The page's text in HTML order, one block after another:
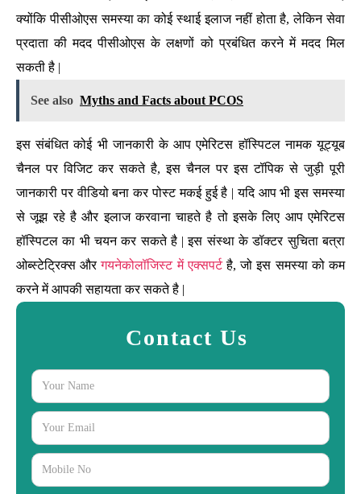
क्योंकि पीसीओएस समस्या का कोई स्थाई इलाज नहीं होता है, लेकिन सेवा
प्रदाता की मदद पीसीओएस के लक्षणों को प्रबंधित करने में मदद मिल
सकती है |
See also Myths and Facts about PCOS
इस संबंधित कोई भी जानकारी के आप एमेरिटस हॉस्पिटल नामक यूट्यूब
चैनल पर विजिट कर सकते है, इस चैनल पर इस टॉपिक से जुड़ी पूरी
जानकारी पर वीडियो बना कर पोस्ट मकई हुई है | यदि आप भी इस समस्या
से जूझ रहे है और इलाज करवाना चाहते है तो इसके लिए आप एमेरिटस
हॉस्पिटल का भी चयन कर सकते है | इस संस्था के डॉक्टर सुचिता बत्रा
ओब्स्टेट्रिक्स औरगयनेकोलॉजिस्ट में एक्सपर्टहै, जो इस समस्या को कम
करने में आपकी सहायता कर सकते है |
Contact Us